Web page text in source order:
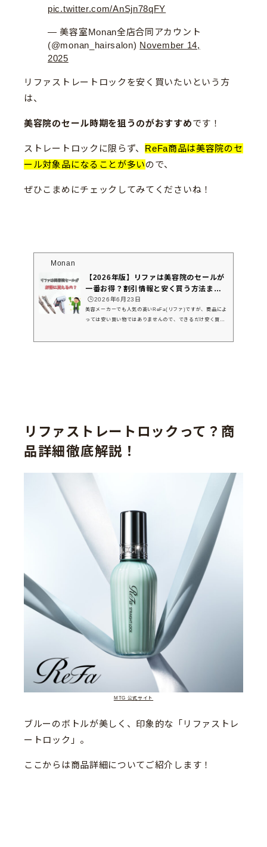
pic.twitter.com/AnSjn78qFY
— 美容室Monan全店合同アカウント
(@monan_hairsalon) November 14,
2025
リファストレートロックを安く買いたいという方
は、
美容院のセール時期を狙うのがおすすめです！
ストレートロックに限らず、 ReFa商品は美容院のセ
ール対象品になることが多いので、
ぜひこまめにチェックしてみてくださいね！
Monan
【2026年版】リファは美容院のセールが
一番お得？割引情報と安く買う方法まと
め
🕒️2026年6月23日
美容メーカーでも人気の高いReFa(リファ)ですが、商品によ
っては安い買い物ではありませんので、できるだけ安く買い
リファストレートロックって？商
品詳細徹底解説！
MTG 公式サイト
ブルーのボトルが美しく、印象的な「リファストレ
ートロック」。
ここからは商品詳細についてご紹介します！